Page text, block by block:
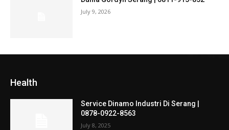
July 9, 2026
Health
Service Dinamo Industri Di Serang |
0878-0922-8563
July 8, 2025